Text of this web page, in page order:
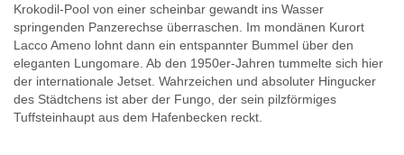
Krokodil-Pool von einer scheinbar gewandt ins Wasser
springenden Panzerechse überraschen. Im mondänen Kurort
Lacco Ameno lohnt dann ein entspannter Bummel über den
eleganten Lungomare. Ab den 1950er-Jahren tummelte sich hier
der internationale Jetset. Wahrzeichen und absoluter Hingucker
des Städtchens ist aber der Fungo, der sein pilzförmiges
Tuffsteinhaupt aus dem Hafenbecken reckt.